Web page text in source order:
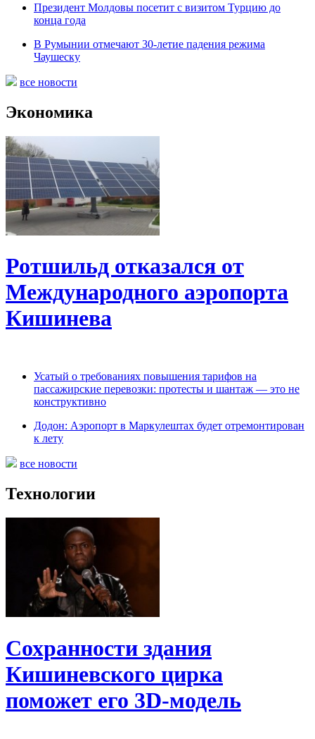
Президент Молдовы посетит с визитом Турцию до
конца года
В Румынии отмечают 30-летие падения режима
Чаушеску
все новости
Экономика
Ротшильд отказался от
Международного аэропорта
Кишинева
Усатый о требованиях повышения тарифов на
пассажирские перевозки: протесты и шантаж — это не
конструктивно
Додон: Аэропорт в Маркулештах будет отремонтирован
к лету
все новости
Технологии
Сохранности здания
Кишиневского цирка
поможет его 3D-модель